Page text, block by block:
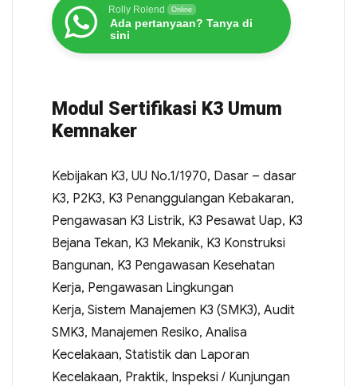
Rolly Rolend Online
Ada pertanyaan? Tanya di
sini
Modul Sertifikasi K3 Umum
Kemnaker
Kebijakan K3, UU No.1/1970, Dasar – dasar
K3, P2K3, K3 Penanggulangan Kebakaran,
Pengawasan K3 Listrik, K3 Pesawat Uap, K3
Bejana Tekan, K3 Mekanik, K3 Konstruksi
Bangunan, K3 Pengawasan Kesehatan
Kerja, Pengawasan Lingkungan
Kerja, Sistem Manajemen K3 (SMK3), Audit
SMK3, Manajemen Resiko, Analisa
Kecelakaan, Statistik dan Laporan
Kecelakaan, Praktik, Inspeksi / Kunjungan